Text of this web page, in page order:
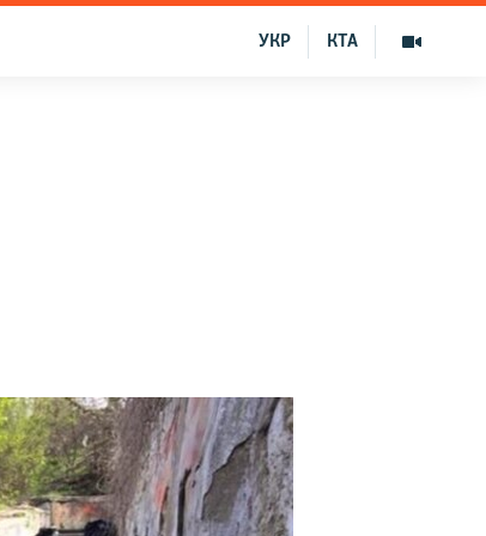
КТА
УКР